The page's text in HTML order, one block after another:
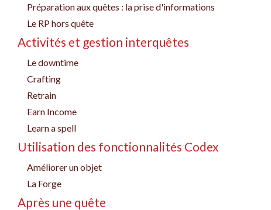
Préparation aux quêtes : la prise d'informations
Le RP hors quête
Activités et gestion interquêtes
Le downtime
Crafting
Retrain
Earn Income
Learn a spell
Utilisation des fonctionnalités Codex
Améliorer un objet
La Forge
Après une quête